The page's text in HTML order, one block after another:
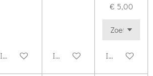
In winkelwagen In winkelwagen
€ 5,00
In